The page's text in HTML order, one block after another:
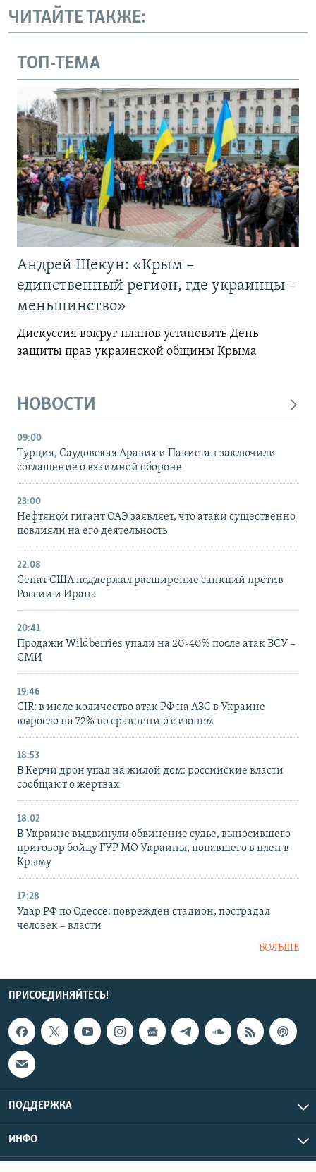
ЧИТАЙТЕ ТАКЖЕ:
ТОП-ТЕМА
Андрей Щекун: «Крым –
единственный регион, где украинцы –
меньшинство»
Дискуссия вокруг планов установить День
защиты прав украинской общины Крыма
НОВОСТИ
09:00
Турция, Саудовская Аравия и Пакистан заключили
соглашение о взаимной обороне
23:00
Нефтяной гигант ОАЭ заявляет, что атаки существенно
повлияли на его деятельность
22:08
Сенат США поддержал расширение санкций против
России и Ирана
20:41
Продажи Wildberries упали на 20-40% после атак ВСУ –
СМИ
19:46
CIR: в июле количество атак РФ на АЗС в Украине
выросло на 72% по сравнению с июнем
18:53
В Керчи дрон упал на жилой дом: российские власти
сообщают о жертвах
18:02
В Украине выдвинули обвинение судье, выносившего
приговор бойцу ГУР МО Украины, попавшего в плен в
Крыму
17:28
Удар РФ по Одессе: поврежден стадион, пострадал
человек – власти
БОЛЬШЕ
ПРИСОЕДИНЯЙТЕСЬ!
ПОДДЕРЖКА
ИНФО